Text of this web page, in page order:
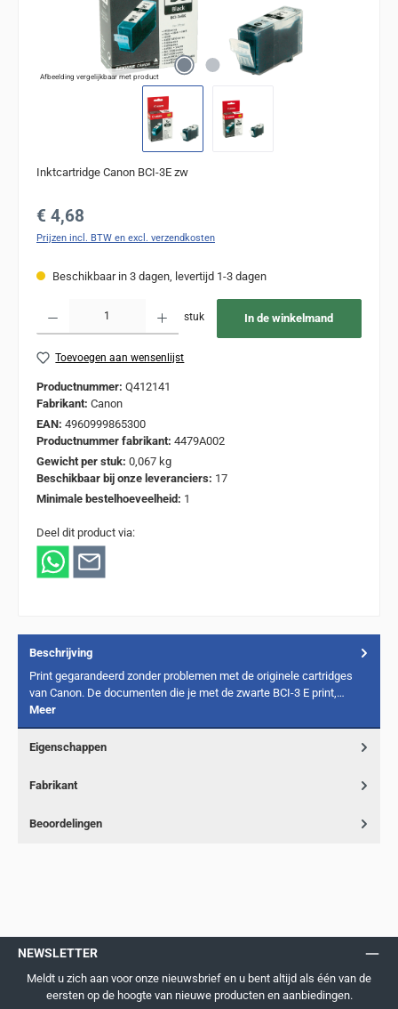
Afbeelding vergelijkbaar met product
Inktcartridge Canon BCI-3E zw
Normale prijs:
€ 4,68
Prijzen incl. BTW en excl. verzendkosten
Beschikbaar in 3 dagen, levertijd 1-3 dagen
stuk In de winkelmand
Toevoegen aan wensenlijst
Productnummer: Q412141
Fabrikant: Canon
EAN: 4960999865300
Productnummer fabrikant: 4479A002
Gewicht per stuk: 0,067 kg
Beschikbaar bij onze leveranciers: 17
Minimale bestelhoeveelheid: 1
Deel dit product via:
Beschrijving
Print gegarandeerd zonder problemen met de originele cartridges
van Canon. De documenten die je met de zwarte BCI-3 E print,…
Meer
Eigenschappen
Fabrikant
Beoordelingen
NEWSLETTER
Meldt u zich aan voor onze nieuwsbrief en u bent altijd als één van de
eersten op de hoogte van nieuwe producten en aanbiedingen.